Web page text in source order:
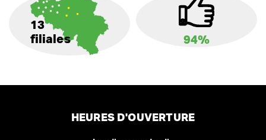
13
filiales
94%
HEURES D'OUVERTURE